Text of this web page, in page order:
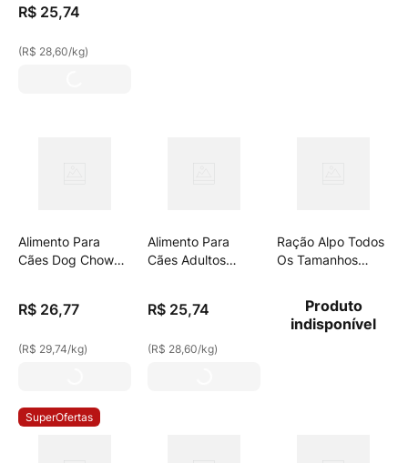
Frango Purina Dog
Reforçada Com
R$ 25,74
(R$ 28,60/kg)
Alimento Para
Cães Dog Chow
Frango Frutas
R$ 26,77
(R$ 29,74/kg)
Alimento Para
Cães Adultos
Frango Purina Dog
Reforçada Com
R$ 25,74
(R$ 28,60/kg)
Ração Alpo Todos
Os Tamanhos
Vegetais 1kg
Produto
indisponível
SuperOfertas